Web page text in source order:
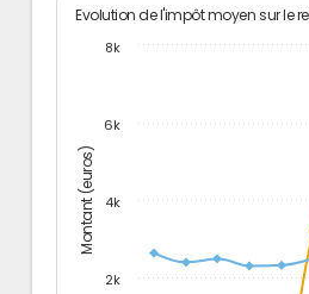
Montant (euros)
Evolution de l'impôt moyen sur le
2k
4k
6k
8k